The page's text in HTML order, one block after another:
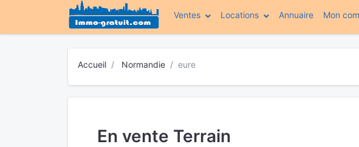
Ventes Locations Annuaire Mon
Accueil Normandie eure
En vente Terrain